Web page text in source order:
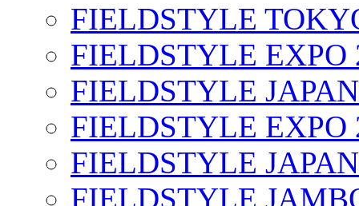
FIELDSTYLE
FIELDSTYLE EXPO
FIELDSTYLE
FIELDSTYLE EXPO
FIELDSTYLE
FIELDSTYLE